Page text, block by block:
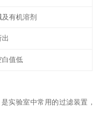
有机溶剂
白值低
实验室中常用的过滤装置，